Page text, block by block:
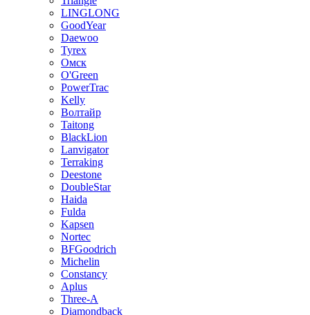
LINGLONG
GoodYear
Daewoo
Tyrex
Омск
O'Green
PowerTrac
Kelly
Волтайр
Taitong
BlackLion
Lanvigator
Terraking
Deestone
DoubleStar
Haida
Fulda
Kapsen
Nortec
BFGoodrich
Michelin
Constancy
Aplus
Three-A
Diamondback